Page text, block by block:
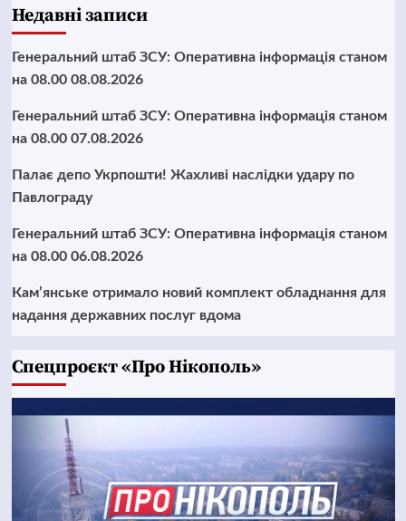
Недавні записи
Генеральний штаб ЗСУ: Оперативна інформація станом
на 08.00 08.08.2026
Генеральний штаб ЗСУ: Оперативна інформація станом
на 08.00 07.08.2026
Палає депо Укрпошти! Жахливі наслідки удару по
Павлограду
Генеральний штаб ЗСУ: Оперативна інформація станом
на 08.00 06.08.2026
Кам’янське отримало новий комплект обладнання для
надання державних послуг вдома
Cпецпроєкт «Про Нікополь»